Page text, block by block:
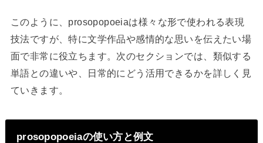
このように、prosopopoeiaは様々な形で使われる表現
技法ですが、特に文学作品や感情的な思いを伝えたい場
面で非常に役立ちます。次のセクションでは、類似する
単語との違いや、日常的にどう活用できるかを詳しく見
ていきます。
prosopopoeiaの使い方と例文